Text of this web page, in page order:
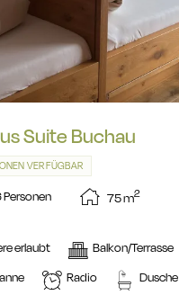
Suite Buchau
VERFÜGBAR
Personen 75m2
erlaubt Balkon/Terrasse
Radio Dusche